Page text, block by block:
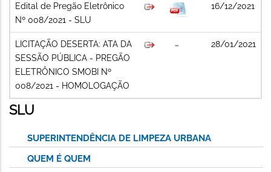
Edital de Pregão Eletrônico
Nº 008/2021 - SLU
16/12/2021
LICITAÇÃO DESERTA: ATA DA
SESSÃO PÚBLICA - PREGÃO
ELETRÔNICO SMOBI Nº
008/2021 - HOMOLOGAÇÃO
28/01/2021
SLU
SUPERINTENDÊNCIA DE LIMPEZA URBANA
QUEM É QUEM